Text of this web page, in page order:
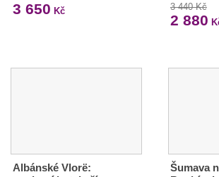
3 650 Kč 3 440 Kč
2 880
Albánské Vlorë:
Šumava